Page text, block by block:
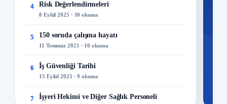
4 Risk Değerlendirmeleri
8 Eylül 2025 · 10 okuma
5 150 soruda çalışma hayatı
11 Temmuz 2021 · 10 okuma
6 İş Güvenliği Tarihi
15 Eylül 2025 · 9 okuma
7 İşyeri Hekimi ve Diğer Sağlık Personeli